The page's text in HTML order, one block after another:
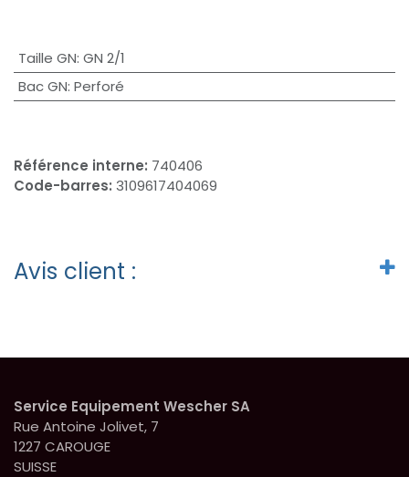
Taille GN: GN 2/1
Bac GN: Perforé
Référence interne: 740406
Code-barres: 3109617404069
Avis client :
Service Equipement Wescher SA
Rue Antoine Jolivet, 7
1227 CAROUGE
SUISSE